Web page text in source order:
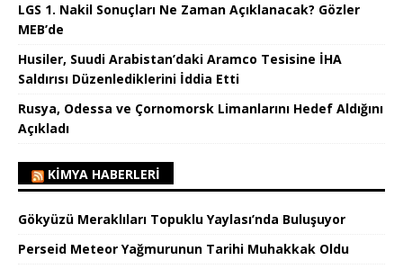
LGS 1. Nakil Sonuçları Ne Zaman Açıklanacak? Gözler
MEB’de
Husiler, Suudi Arabistan’daki Aramco Tesisine İHA
Saldırısı Düzenlediklerini İddia Etti
Rusya, Odessa ve Çornomorsk Limanlarını Hedef Aldığını
Açıkladı
KIMYA HABERLERI
Gökyüzü Meraklıları Topuklu Yaylası’nda Buluşuyor
Perseid Meteor Yağmurunun Tarihi Muhakkak Oldu